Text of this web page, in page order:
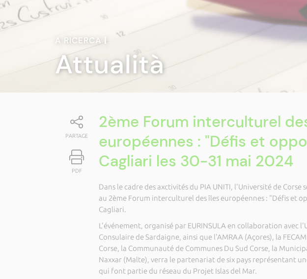
A RICERCA|
Attualità
PARTAGE
PDF
2ème Forum interculturel
européennes : "Défis et
Cagliari les 30-31 mai 2024
Dans le cadre des axctivités du PIA UNITI, l'Université de Corse
au 2ème Forum interculturel des îles européennes : "Défis et
Cagliari.
L'événement, organisé par EURINSULA en collaboration avec
Consulaire de Sardaigne, ainsi que l'AMRAA (Açores), la
Corse, la Communauté de Communes Du Sud Corse, la
Naxxar (Malte), verra le partenariat de six pays représentant
qui font partie du réseau du Projet Islas del Mar.